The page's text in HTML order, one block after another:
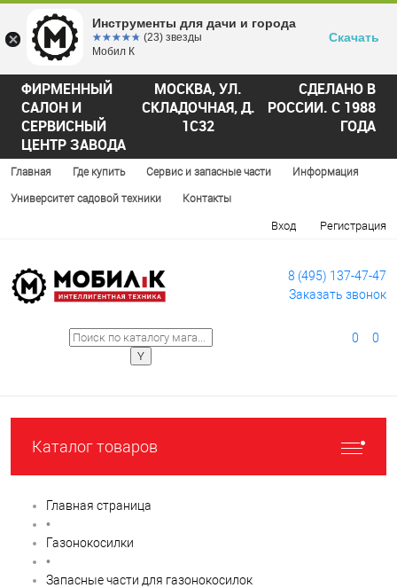
ФИРМЕННЫЙ
САЛОН И
СЕРВИСНЫЙ
ЦЕНТР ЗАВОДА
МОСКВА, УЛ.
СКЛАДОЧНАЯ, Д.
1С32
СДЕЛАНО В
РОССИИ. С 1988
ГОДА
Главная Где купить Сервис и запасные части Информация
Университет садовой техники Контакты
Вход Регистрация
8 (495) 137-47-47
Заказать звонок
0 0
Каталог товаров
Главная страница
•
Газонокосилки
•
Запасные части для газонокосилок
Инструменты для дачи и города
☆☆☆☆☆
★★★★★ (23) звезды
Мобил К
Скачать